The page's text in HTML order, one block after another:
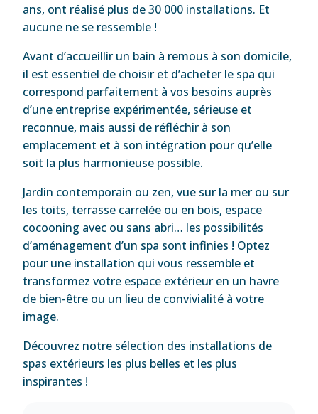
ans, ont réalisé plus de 30 000 installations. Et
aucune ne se ressemble !
Avant d’accueillir un bain à remous à son domicile,
il est essentiel de choisir et d’acheter le spa qui
correspond parfaitement à vos besoins auprès
d’une entreprise expérimentée, sérieuse et
reconnue, mais aussi de réfléchir à son
emplacement et à son intégration pour qu’elle
soit la plus harmonieuse possible.
Jardin contemporain ou zen, vue sur la mer ou sur
les toits, terrasse carrelée ou en bois, espace
cocooning avec ou sans abri… les possibilités
d’aménagement d’un spa sont infinies ! Optez
pour une installation qui vous ressemble et
transformez votre espace extérieur en un havre
de bien-être ou un lieu de convivialité à votre
image.
Découvrez notre sélection des installations de
spas extérieurs les plus belles et les plus
inspirantes !